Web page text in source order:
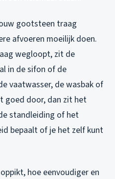
gootsteen traag
afvoeren moeilijk doen.
wegloopt, zit de
in de sifon of de
vaatwasser, de wasbak of
goed door, dan zit het
standleiding of het
bepaalt of je het zelf kunt
hoe eenvoudiger en